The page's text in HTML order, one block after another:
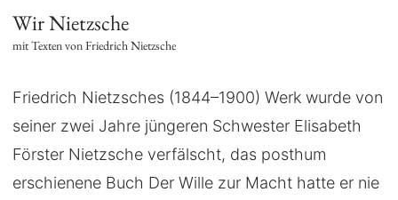
Wir Nietzsche
mit Texten von Friedrich Nietzsche
Friedrich Nietzsches (1844–1900) Werk wurde von
seiner zwei Jahre jüngeren Schwester Elisabeth
Förster Nietzsche verfälscht, das posthum
erschienene Buch Der Wille zur Macht hatte er nie